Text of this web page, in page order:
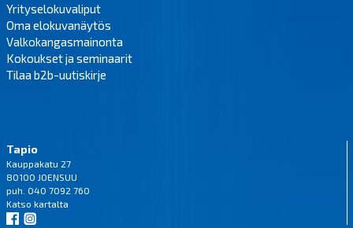
Yrityselokuvaliput
Oma elokuvanäytös
Valkokangasmainonta
Kokoukset ja seminaarit
Tilaa b2b-uutiskirje
Tapio
Kauppakatu 27
80100 JOENSUU
puh. 040 7092 760
Katso kartalta